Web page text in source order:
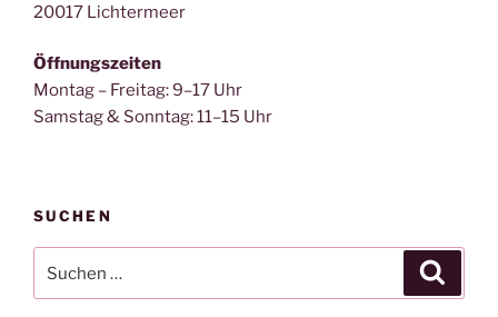
20017 Lichtermeer
Öffnungszeiten
Montag – Freitag: 9–17 Uhr
Samstag & Sonntag: 11–15 Uhr
SUCHEN
nach: